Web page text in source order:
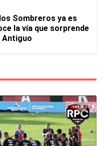
Sombreros ya es
la vía que sorprende
Antiguo